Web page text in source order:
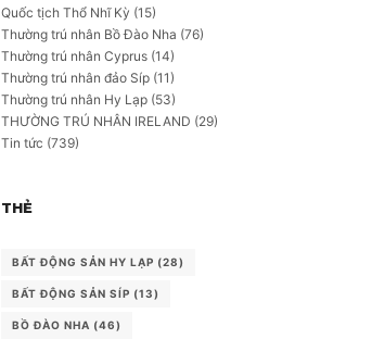
Quốc tịch Thổ Nhĩ Kỳ (15)
Thường trú nhân Bồ Đào Nha (76)
Thường trú nhân Cyprus (14)
Thường trú nhân đảo Síp (11)
Thường trú nhân Hy Lạp (53)
THƯỜNG TRÚ NHÂN IRELAND (29)
Tin tức (739)
THẺ
BẤT ĐỘNG SẢN HY LẠP (28)
BẤT ĐỘNG SẢN SÍP (13)
BỒ ĐÀO NHA (46)